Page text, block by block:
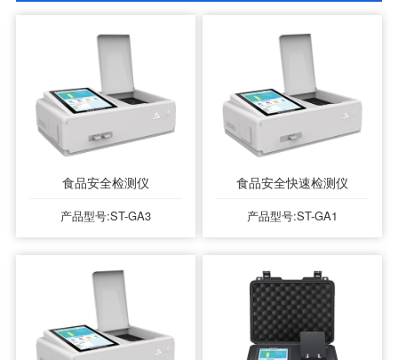
食品安全检测仪
产品型号:ST-GA3
食品安全快速检测仪
产品型号:ST-GA1